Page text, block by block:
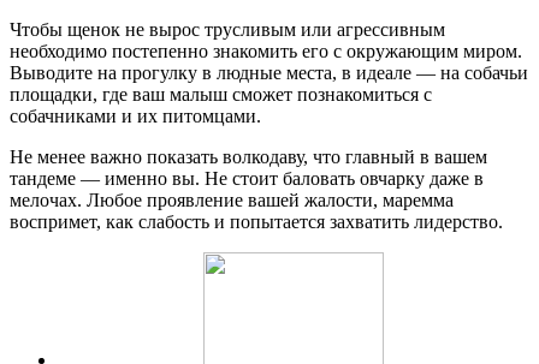
Чтобы щенок не вырос трусливым или агрессивным
необходимо постепенно знакомить его с окружающим миром.
Выводите на прогулку в людные места, в идеале — на собачьи
площадки, где ваш малыш сможет познакомиться с
собачниками и их питомцами.
Не менее важно показать волкодаву, что главный в вашем
тандеме — именно вы. Не стоит баловать овчарку даже в
мелочах. Любое проявление вашей жалости, маремма
воспримет, как слабость и попытается захватить лидерство.